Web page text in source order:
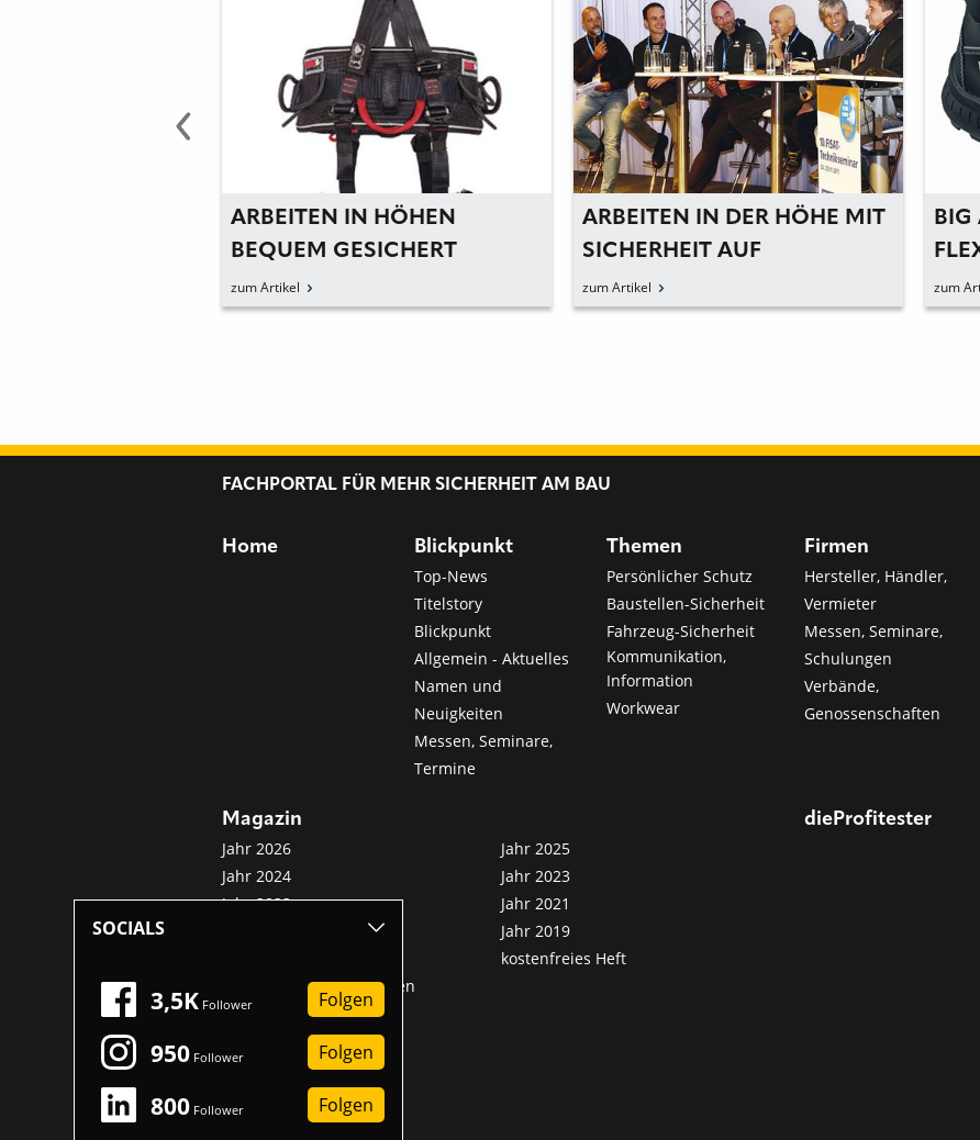
ARBEITEN IN HÖHEN
BEQUEM GESICHERT
zum Artikel
ARBEITEN IN DER HÖHE MIT
SICHERHEIT AUF
HÖCHSTEM NIVEAU
zum Artikel
BIG
zum
FACHPORTAL FÜR MEHR SICHERHEIT AM BAU
Home Blickpunkt
Top-News
Titelstory
Blickpunkt
Allgemein - Aktuelles
Namen und
Neuigkeiten
Messen, Seminare,
Termine
Themen
Persönlicher Schutz
Baustellen-Sicherheit
Fahrzeug-Sicherheit
Kommunikation,
Information
Workwear
Firmen
Hersteller, Händler,
Vermieter
Messen, Seminare,
Schulungen
Verbände,
Genossenschaften
Magazin
Jahr 2026
Jahr 2025
Jahr 2024
Jahr 2023
Jahr 2022
Jahr 2021
Jahr 2019
kostenfreies Heft
Sonderveröffentlichungen
dieProfitester
SOCIALS
3,5K Follower Folgen
950 Follower Folgen
800 Follower Folgen